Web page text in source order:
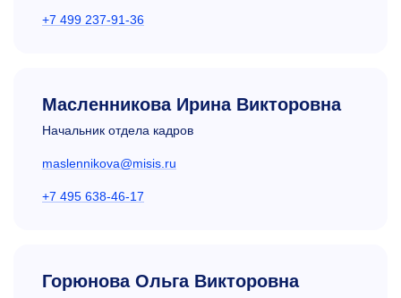
+7 499 237-91-36
Масленникова Ирина Викторовна
Начальник отдела кадров
maslennikova@misis.ru
+7 495 638-46-17
Горюнова Ольга Викторовна